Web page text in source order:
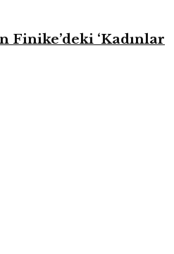
Finike’deki ‘Kadınlar